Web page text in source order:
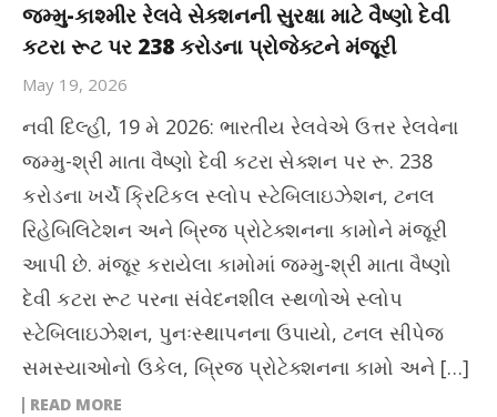
જમ્મુ-કાશ્મીર રેલવે સેક્શનની સુરક્ષા માટે વૈષ્ણો દેવી
કટરા રૂટ પર 238 કરોડના પ્રોજેક્ટને મંજૂરી
May 19, 2026
નવી દિલ્હી, 19 મે 2026: ભારતીય રેલવેએ ઉત્તર રેલવેના
જમ્મુ-શ્રી માતા વૈષ્ણો દેવી કટરા સેક્શન પર રૂ. 238
કરોડના ખર્ચે ક્રિટિકલ સ્લોપ સ્ટેબિલાઇઝેશન, ટનલ
રિહેબિલિટેશન અને બ્રિજ પ્રોટેક્શનના કામોને મંજૂરી
આપી છે. મંજૂર કરાયેલા કામોમાં જમ્મુ-શ્રી માતા વૈષ્ણો
દેવી કટરા રૂટ પરના સંવેદનશીલ સ્થળોએ સ્લોપ
સ્ટેબિલાઇઝેશન, પુનઃસ્થાપનના ઉપાયો, ટનલ સીપેજ
સમસ્યાઓનો ઉકેલ, બ્રિજ પ્રોટેક્શનના કામો અને […]
READ MORE